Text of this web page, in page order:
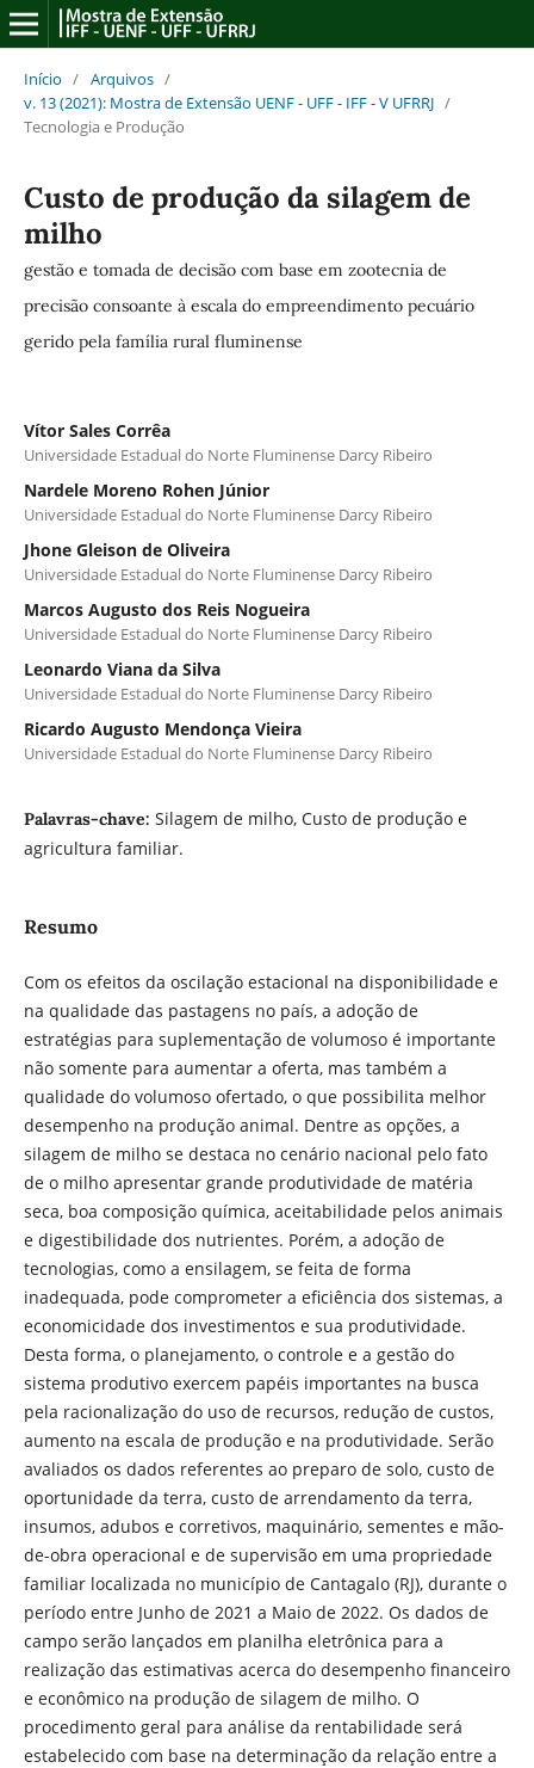
Início / Arquivos /
v. 13 (2021): Mostra de Extensão UENF - UFF - IFF - V UFRRJ /
Tecnologia e Produção
Custo de produção da silagem de
milho
gestão e tomada de decisão com base em zootecnia de
precisão consoante à escala do empreendimento pecuário
gerido pela família rural fluminense
Vítor Sales Corrêa
Universidade Estadual do Norte Fluminense Darcy Ribeiro
Nardele Moreno Rohen Júnior
Universidade Estadual do Norte Fluminense Darcy Ribeiro
Jhone Gleison de Oliveira
Universidade Estadual do Norte Fluminense Darcy Ribeiro
Marcos Augusto dos Reis Nogueira
Universidade Estadual do Norte Fluminense Darcy Ribeiro
Leonardo Viana da Silva
Universidade Estadual do Norte Fluminense Darcy Ribeiro
Ricardo Augusto Mendonça Vieira
Universidade Estadual do Norte Fluminense Darcy Ribeiro
Palavras-chave: Silagem de milho, Custo de produção e
agricultura familiar.
Resumo
Com os efeitos da oscilação estacional na disponibilidade e
na qualidade das pastagens no país, a adoção de
estratégias para suplementação de volumoso é importante
não somente para aumentar a oferta, mas também a
qualidade do volumoso ofertado, o que possibilita melhor
desempenho na produção animal. Dentre as opções, a
silagem de milho se destaca no cenário nacional pelo fato
de o milho apresentar grande produtividade de matéria
seca, boa composição química, aceitabilidade pelos animais
e digestibilidade dos nutrientes. Porém, a adoção de
tecnologias, como a ensilagem, se feita de forma
inadequada, pode comprometer a eficiência dos sistemas, a
economicidade dos investimentos e sua produtividade.
Desta forma, o planejamento, o controle e a gestão do
sistema produtivo exercem papéis importantes na busca
pela racionalização do uso de recursos, redução de custos,
aumento na escala de produção e na produtividade. Serão
avaliados os dados referentes ao preparo de solo, custo de
oportunidade da terra, custo de arrendamento da terra,
insumos, adubos e corretivos, maquinário, sementes e mão-
de-obra operacional e de supervisão em uma propriedade
familiar localizada no município de Cantagalo (RJ), durante o
período entre Junho de 2021 a Maio de 2022. Os dados de
campo serão lançados em planilha eletrônica para a
realização das estimativas acerca do desempenho financeiro
e econômico na produção de silagem de milho. O
procedimento geral para análise da rentabilidade será
estabelecido com base na determinação da relação entre a